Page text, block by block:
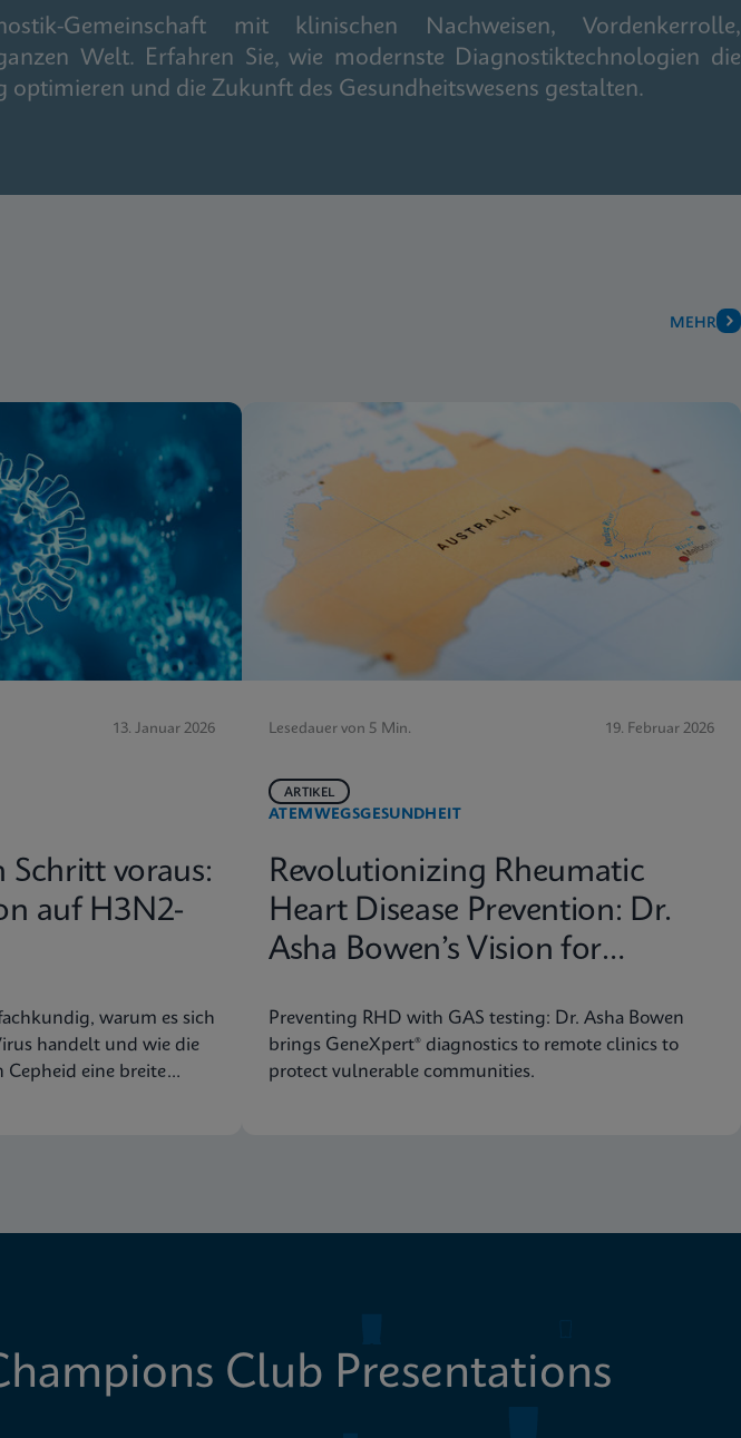
Gemeinschaft mit klinischen Nachweisen, Vordenkerrolle,
Welt. Erfahren Sie, wie modernste Diagnostiktechnologien die
und die Zukunft des Gesundheitswesens gestalten.
MEHR
13. Januar 2026
Schritt voraus:
auf H3N2-
warum es sich
handelt und wie die
Cepheid eine breite
Lesedauer von 5 Min. 19. Februar 2026
ATEMWEGSGESUNDHEIT
ARTIKEL
Revolutionizing Rheumatic
Heart Disease Prevention: Dr.
Asha Bowen’s Vision for
Preventing RHD with GAS testing: Dr. Asha Bowen
brings GeneXpert® diagnostics to remote clinics to
protect vulnerable communities.
Club Presentations